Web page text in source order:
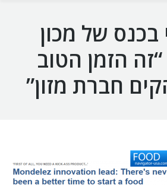
בכנס של מכון
“זה הזמן הטוב
חברת מזון”